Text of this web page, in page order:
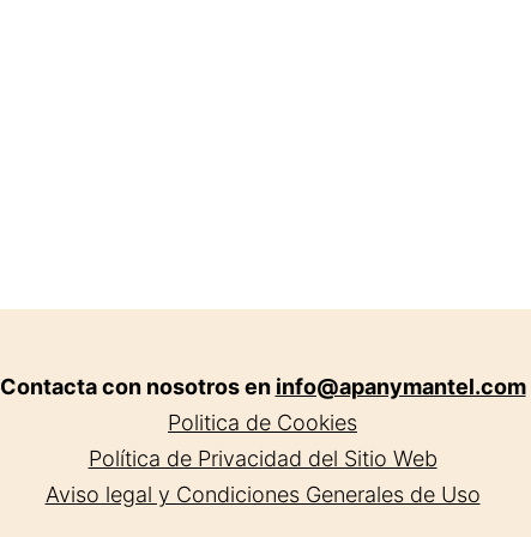
Contacta con nosotros en info@apanymantel.com
Politica de Cookies
Política de Privacidad del Sitio Web
Aviso legal y Condiciones Generales de Uso